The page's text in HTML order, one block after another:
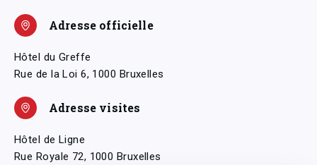
Adresse officielle
Hôtel du Greffe
Rue de la Loi 6, 1000 Bruxelles
Adresse visites
Hôtel de Ligne
Rue Royale 72, 1000 Bruxelles